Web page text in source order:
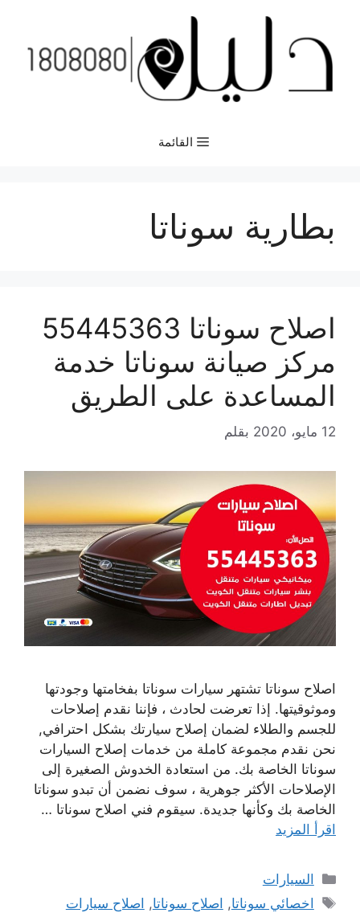
المحتوى
القائمة
بطارية سوناتا
اصلاح سوناتا 55445363
مركز صيانة سوناتا خدمة
المساعدة على الطريق
12 مايو، 2020 بقلم
اصلاح سوناتا تشتهر سيارات سوناتا بفخامتها وجودتها
وموثوقيتها. إذا تعرضت لحادث ، فإننا نقدم إصلاحات
للجسم والطلاء لضمان إصلاح سيارتك بشكل احترافي,
نحن نقدم مجموعة كاملة من خدمات إصلاح السيارات
سوناتا الخاصة بك. من استعادة الخدوش الصغيرة إلى
الإصلاحات الأكثر جوهرية ، سوف نضمن أن تبدو سوناتا
الخاصة بك وكأنها جديدة. سيقوم فني اصلاح سوناتا …
اقرأ المزيد
التصنيفات
السيارات
الوسوم
اخصائي سوناتا, اصلاح سوناتا, اصلاح سيارات